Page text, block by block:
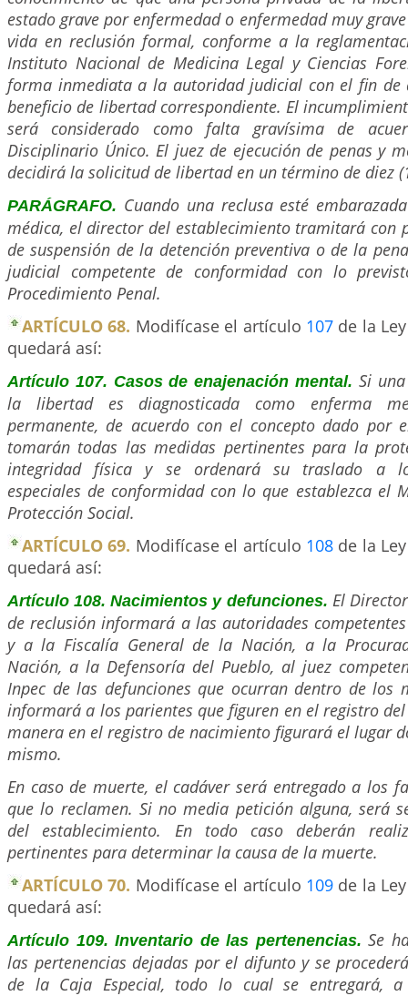
estado grave por enfermedad o enfermedad muy
vida en reclusión formal, conforme a la
Instituto Nacional de Medicina Legal y Ciencias
forma inmediata a la autoridad judicial con el fin de
beneficio de libertad correspondiente. El
será considerado como falta gravísima de
Disciplinario Único. El juez de ejecución de penas y
decidirá la solicitud de libertad en un término de diez
PARÁGRAFO. Cuando una reclusa esté
médica, el director del establecimiento tramitará con
de suspensión de la detención preventiva o de la
judicial competente de conformidad con lo
Procedimiento Penal.
ARTÍCULO 68. Modifícase el artículo 107de la
quedará así:
Artículo 107. Casos de enajenación mental. Si
la libertad es diagnosticada como enferma
permanente, de acuerdo con el concepto dado por
tomarán todas las medidas pertinentes para la
integridad física y se ordenará su traslado a
especiales de conformidad con lo que establezca el
Protección Social.
ARTÍCULO 69. Modifícase el artículo 108de la
quedará así:
Artículo 108. Nacimientos y defunciones. El
de reclusión informará a las autoridades
y a la Fiscalía General de la Nación, a la
Nación, a la Defensoría del Pueblo, al juez
Inpec de las defunciones que ocurran dentro de los
informará a los parientes que figuren en el registro
manera en el registro de nacimiento figurará el lugar
mismo.
En caso de muerte, el cadáver será entregado a los
que lo reclamen. Si no media petición alguna, será
del establecimiento. En todo caso deberán
pertinentes para determinar la causa de la muerte.
ARTÍCULO 70. Modifícase el artículo 109de la
quedará así:
Artículo 109. Inventario de las pertenencias. Se
las pertenencias dejadas por el difunto y se
de la Caja Especial, todo lo cual se entregará, a